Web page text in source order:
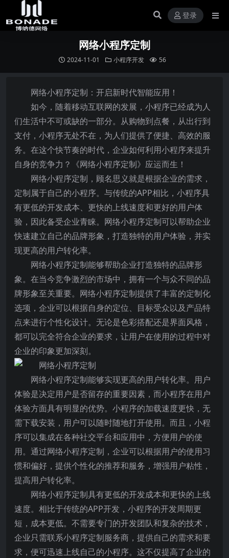
登录
网络小程序定制
2024-11-01 小程序开发 56
网络小程序定制：开启新时代智能应用！
如今，随着移动互联网的发展，小程序已经成为人
们生活中不可或缺的一部分。从购物到点餐，从出行到
支付，小程序无处不在，为人们提供了便捷、高效的服
务。在这个快节奏的时代，企业如何利用小程序来提升
自身的竞争力？《网络小程序定制》应运而生！
网络小程序定制，顾名思义就是根据企业的需求，
定制属于自己的小程序。与传统的APP相比，小程序具
有更低的开发成本、更快的上线速度和更好的用户体
验，因此备受企业青睐。网络小程序定制可以帮助企业
快速建立自己的品牌形象，打造独特的用户体验，并实
现更高的用户转化率。
网络小程序定制能够帮助企业打造独特的品牌形
象。在当今竞争激烈的市场中，拥有一个与众不同的品
牌形象至关重要。网络小程序定制提供了丰富的定制化
选项，企业可以根据自身的定位、目标受众以及产品特
点来进行个性化设计。无论是色彩搭配还是界面风格，
都可以完全符合企业的要求，让用户在使用的过程中对
企业的印象更加深刻。
网络小程序定制能够实现更高的用户转化率。用户
体验是决定用户是否留存的重要因素，而小程序在用户
体验方面具有明显的优势。小程序的加载速度更快，无
需下载安装，用户可以随时随地打开使用。而且，小程
序可以集成在各种社交平台和应用中，方便用户的使
用。通过网络小程序定制，企业可以根据用户的使用习
惯和偏好，提供个性化的推荐和服务，增强用户粘性，
提高用户转化率。
网络小程序定制具有更低的开发成本和更快的上线
速度。相比于传统的APP开发，小程序的开发周期更
短，成本更低。不需要专门的开发团队和复杂的技术，
企业只需联系小程序定制服务商，提供自己的需求和要
求，便可迅速上线自己的小程序。这不仅提高了企业的